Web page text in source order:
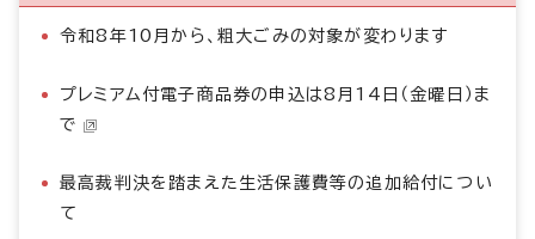
令和8年10月から、粗大ごみの対象が変わります
プレミアム付電子商品券の申込は8月14日（金曜日）ま
で
最高裁判決を踏まえた生活保護費等の追加給付につい
て